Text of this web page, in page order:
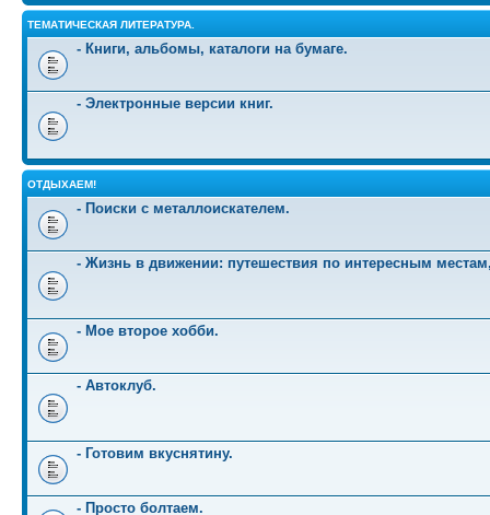
ТЕМАТИЧЕСКАЯ ЛИТЕРАТУРА.
- Книги, альбомы, каталоги на бумаге.
- Электронные версии книг.
ОТДЫХАЕМ!
- Поиски с металлоискателем.
- Жизнь в движении: путешествия по интересным
- Мое второе хобби.
- Автоклуб.
- Готовим вкуснятину.
- Просто болтаем.